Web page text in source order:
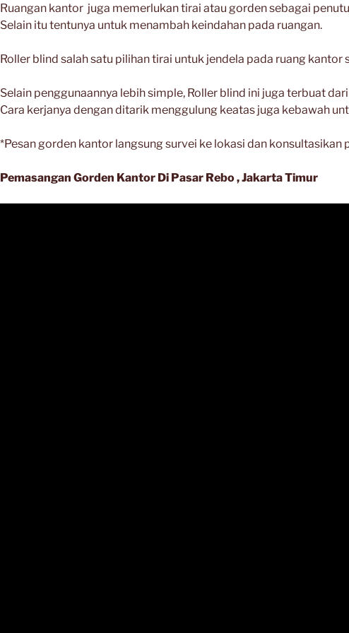
Ruangan kantor juga memerlukan tirai atau gorden sebagai
Selain itu tentunya untuk menambah keindahan pada ruangan.
Roller blind salah satu pilihan tirai untuk jendela pada ruang
Selain penggunaannya lebih simple, Roller blind ini juga terbuat
Cara kerjanya dengan ditarik menggulung keatas juga kebawah
*Pesan gorden kantor langsung survei ke lokasi dan
Pemasangan Gorden Kantor Di Pasar Rebo , Jakarta Timur